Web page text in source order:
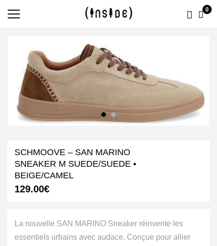
0
SCHMOOVE – SAN MARINO
SNEAKER M SUEDE/SUEDE •
BEIGE/CAMEL
129.00€
La nouvelle SAN MARINO Sneaker réinvente les
essentiels urbains avec audace. Conçue pour allier